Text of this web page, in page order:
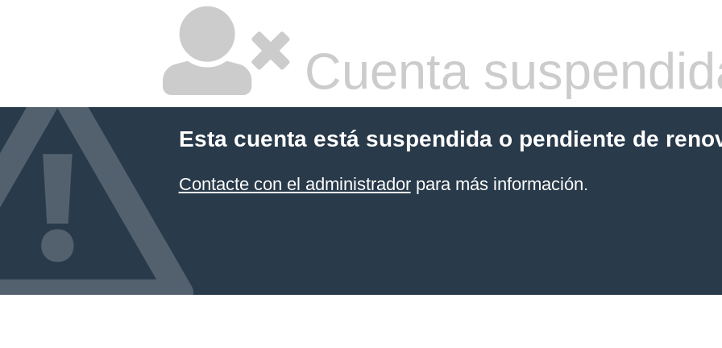
Cuenta
Esta cuenta está suspendida o pendiente de
Contacte con el administradorpara más información.